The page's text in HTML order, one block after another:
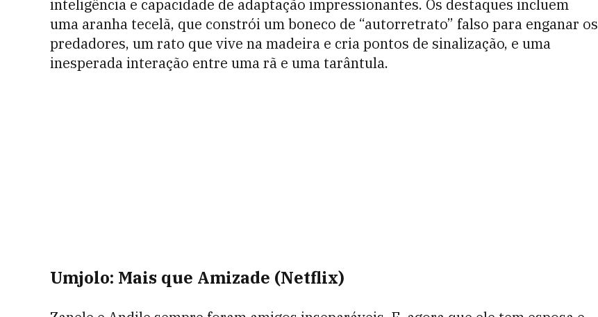
inteligência e capacidade de adaptação impressionantes. Os destaques incluem
uma aranha tecelã, que constrói um boneco de “autorretrato” falso para enganar os
predadores, um rato que vive na madeira e cria pontos de sinalização, e uma
inesperada interação entre uma rã e uma tarântula.
Umjolo: Mais que Amizade (Netflix)